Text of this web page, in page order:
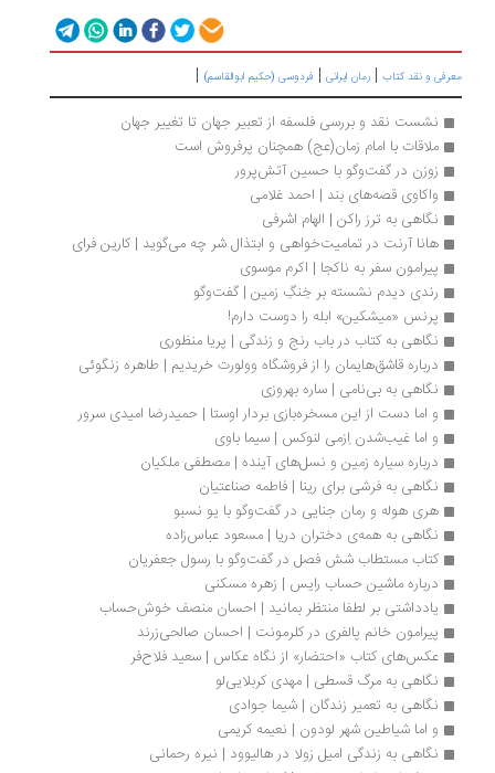
و نقد کتاب|رمان ایرانی|فردوسی (حکیم ابوالقاسم) |
نشست نقد و بررسی فلسفه از تعبیر جهان تا تغییر جهان
ملاقات‌ با امام زمان(عج) ‌همچنان ‌پرفروش است
زوزن در گفت‌وگو با حسین آتش‌پرور
واكاوی قصه‌های بند | احمد غلامی
نگاهی به ترز راکن | الهام اشرفی
هانا آرنت در تمامیت‌خواهی و ابتذال شر چه می‌گوید | کارین فرای
پیرامون سفر به ناکجا | اکرم موسوی
رندی ديدم نشسته بر خِنگِ زمين | گفت‌وگو
پرنس «میشکین» ابله را دوست دارم!
نگاهی به کتاب در باب رنج و زندگی | پریا منظوری
درباره قاشق‌هایمان را از فروشگاه وولورت خریدیم | طاهره زنگوئی
نگاهی به بی‌نامی | ساره بهروزی
و اما دست از این مسخره‌بازی بردار اوستا | حمیدرضا امیدی سرور
و اما غیب‌شدن اِزمی لنوکس | سیما باوی
درباره سیاره زمین و نسل‌های آینده | مصطفی ملکیان
نگاهی به فرشی برای رینا | فاطمه صناعتیان
هری هوله و رمان جنایی در گفت‌وگو با یو نسبو
نگاهی به همه‌ی دختران دریا | مسعود عباس‌زاده
کتاب مستطاب شش فصل در گفت‌وگو با رسول جعفریان
درباره ماشین حساب رايس | زهره مسکنی
یادداشتی بر لطفا منتظر بمانید | احسان منصف خوش‌حساب
پیرامون خانم پالفری در کلرمونت | احسان صالحی‌زرند
عکس‌های کتاب «احتضار» از نگاه عکاس | سعید فلاح‌فر
نگاهی به مرگ قسطی | مهدی کربلایی‌‌لو
نگاهی به تعمیر زندگان | شیما جوادی
و اما شیاطین شهر لودون | نعیمه کریمی
نگاهی به زندگی امیل زولا در هالیوود | نیره رحمانی